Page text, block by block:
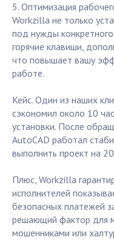
5. Оптимизация
Workzilla не только
под нужды
горячие клавиши,
что повышает вашу
работе.
Кейс. Один из наших
сэкономил около 10
установки. После
AutoCAD работал
выполнить проект на
Плюс, Workzilla
исполнителей
безопасных платежей
решающий фактор для
мошенниками или